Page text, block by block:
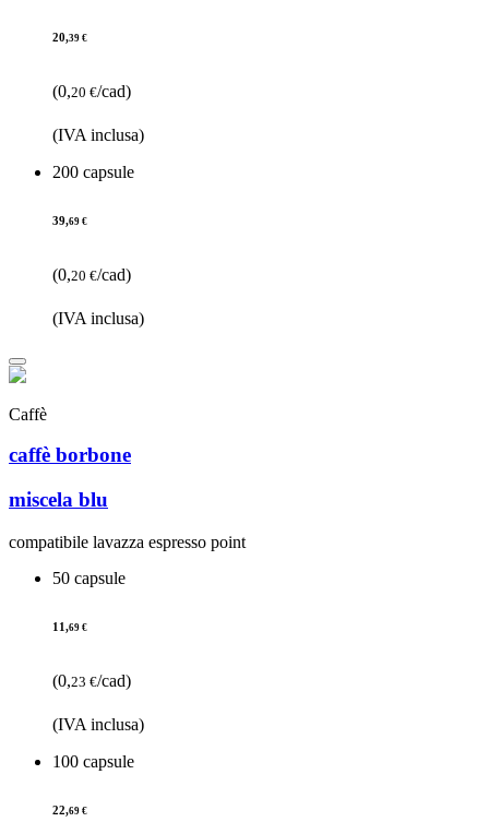
20,39 €
(0,20 €/cad)
(IVA inclusa)
200 capsule
39,69 €
(0,20 €/cad)
(IVA inclusa)
Caffè
caffè borbone
miscela blu
compatibile lavazza espresso point
50 capsule
11,69 €
(0,23 €/cad)
(IVA inclusa)
100 capsule
22,69 €